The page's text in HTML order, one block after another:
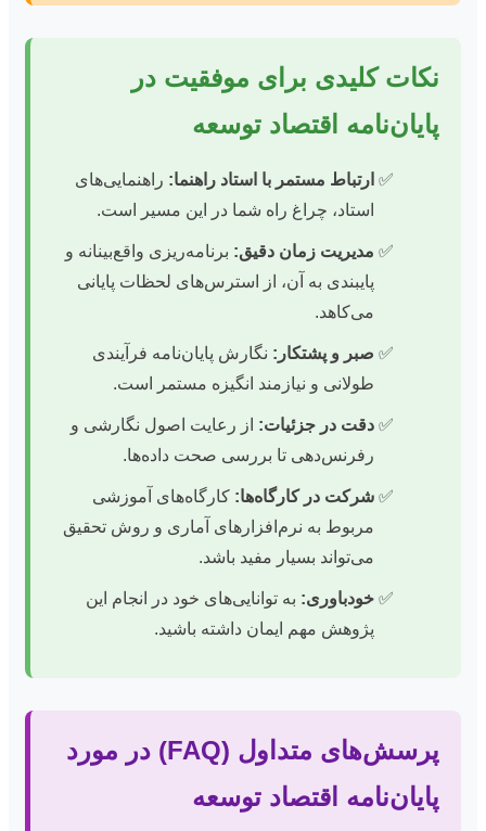
نکات کلیدی برای موفقیت در
پایان‌نامه اقتصاد توسعه
ارتباط مستمر با استاد راهنما: راهنمایی‌های
استاد، چراغ راه شما در این مسیر است.
مدیریت زمان دقیق: برنامه‌ریزی واقع‌بینانه و
پایبندی به آن، از استرس‌های لحظات پایانی
می‌کاهد.
صبر و پشتکار: نگارش پایان‌نامه فرآیندی
طولانی و نیازمند انگیزه مستمر است.
دقت در جزئیات: از رعایت اصول نگارشی و
رفرنس‌دهی تا بررسی صحت داده‌ها.
شرکت در کارگاه‌ها: کارگاه‌های آموزشی
مربوط به نرم‌افزارهای آماری و روش تحقیق
می‌تواند بسیار مفید باشد.
خودباوری: به توانایی‌های خود در انجام این
پژوهش مهم ایمان داشته باشید.
پرسش‌های متداول (FAQ) در مورد
پایان‌نامه اقتصاد توسعه